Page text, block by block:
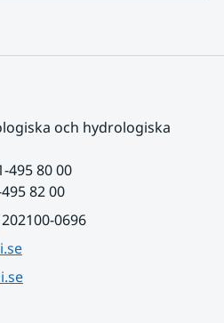
och hydrologiska
495 80 00
82 00
0696